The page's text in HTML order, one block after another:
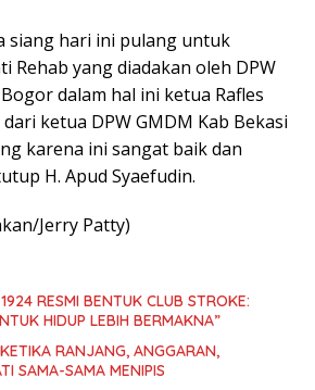
siang hari ini pulang untuk
Rehab yang diadakan oleh DPW
dalam hal ini ketua Rafles
ketua DPW GMDM Kab Bekasi
karena ini sangat baik dan
H. Apud Syaefudin.
Jerry Patty)
RESMI BENTUK CLUB STROKE:
HIDUP LEBIH BERMAKNA”
RANJANG, ANGGARAN,
SAMA-SAMA MENIPIS